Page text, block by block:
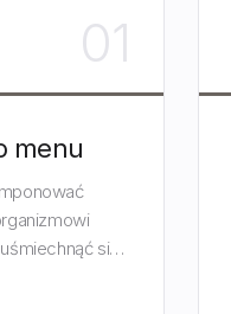
01
menu
się